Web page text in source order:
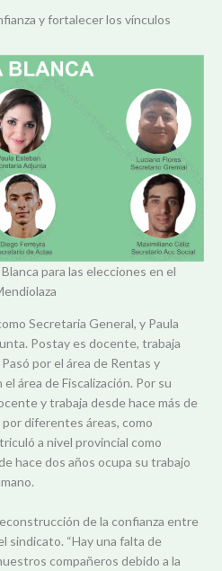
y fortalecer los vínculos
para las elecciones en el
Secretaria General, y Paula
Postay es docente, trabaja
por el área de Rentas y
área de Fiscalización. Por su
y trabaja desde hace más de
diferentes áreas, como
a nivel provincial como
hace dos años ocupa su trabajo
de la confianza entre
sindicato. “Hay una falta de
compañeros debido a la